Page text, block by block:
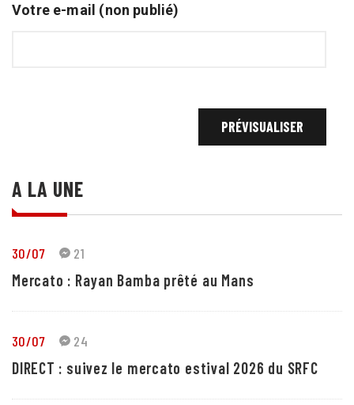
Votre e-mail (non publié)
A LA UNE
30/07 21
Mercato : Rayan Bamba prêté au Mans
30/07 24
DIRECT : suivez le mercato estival 2026 du SRFC